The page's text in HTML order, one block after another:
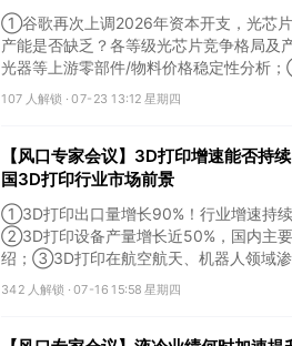
①谷歌再次上调2026年资本开支，光芯
产能是否缺乏？各等级光芯片竞争格局
光器等上游零部件/物料价格稳定性分析
介绍。本场风口专家会议将于7月23日（
家全面解读光芯片最新供需情况及产业链
107 人解锁 ·07-23 13:12 星期四
【风口专家会议】3D打印增速能否持
国3D打印行业市场前景
①3D打印出口量增长90%！行业增速持续
②3D打印设备产量增长近50%，国内主
绍；③3D打印在航空航天、机器人领域
及所需产业链供需情况剖析。本场风口专
20:00举行，特邀行业专家全面解读我国
342 人解锁 ·07-16 15:58 星期四